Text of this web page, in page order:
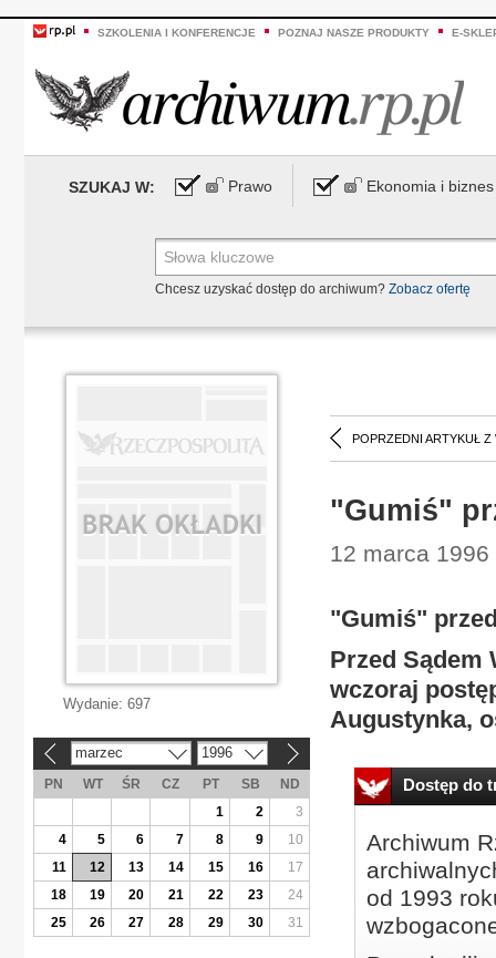
SZKOLENIA I KONFERENCJE POZNAJ NASZE PRODUKTY E-
SZUKAJ W: Prawo Ekonomia i biznes
Chcesz uzyskać dostęp do archiwum? Zobacz ofertę
POPRZEDNI ARTYKUŁ Z
"Gumiś"
12 marca 1996
"Gumiś"
Przed Sądem
wczoraj
Augustynka,
Dostęp do
Archiwum
od 1993
Wydanie: 697
marzec 1996
PN WT ŚR CZ PT SB
ND
1
2
3
4
5 6 7 8 9
10
11
12 13 14 15 16
17
18
19 20 21 22 23
24
25
26 27 28 29 30 31